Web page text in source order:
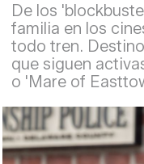
De los
familia en los
todo tren.
que siguen
o 'Mare of